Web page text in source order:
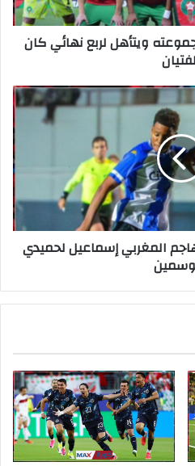
ويتأهل لربع نهائي كان
المغربي إسماعيل لحميدي